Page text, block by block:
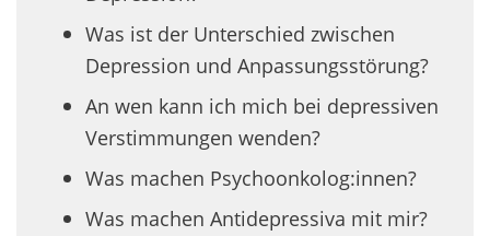
Was ist der Unterschied zwischen
Depression und Anpassungsstörung?
An wen kann ich mich bei depressiven
Verstimmungen wenden?
Was machen Psychoonkolog:innen?
Was machen Antidepressiva mit mir?